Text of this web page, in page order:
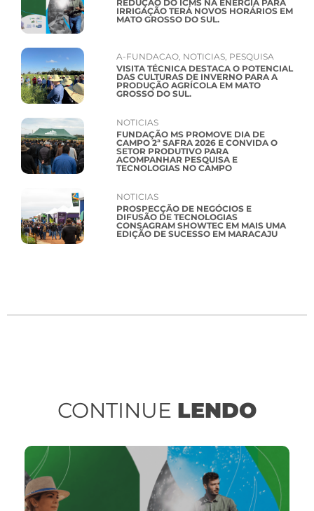
REDUÇÃO DO ICMS NA ENERGIA PARA
IRRIGAÇÃO TERÁ NOVOS HORÁRIOS EM
MATO GROSSO DO SUL.
A-FUNDACAO, NOTICIAS, PESQUISA
VISITA TÉCNICA DESTACA O POTENCIAL
DAS CULTURAS DE INVERNO PARA A
PRODUÇÃO AGRÍCOLA EM MATO
GROSSO DO SUL.
NOTICIAS
FUNDAÇÃO MS PROMOVE DIA DE
CAMPO 2ª SAFRA 2026 E CONVIDA O
SETOR PRODUTIVO PARA
ACOMPANHAR PESQUISA E
TECNOLOGIAS NO CAMPO
NOTICIAS
PROSPECÇÃO DE NEGÓCIOS E
DIFUSÃO DE TECNOLOGIAS
CONSAGRAM SHOWTEC EM MAIS UMA
EDIÇÃO DE SUCESSO EM MARACAJU
CONTINUE LENDO